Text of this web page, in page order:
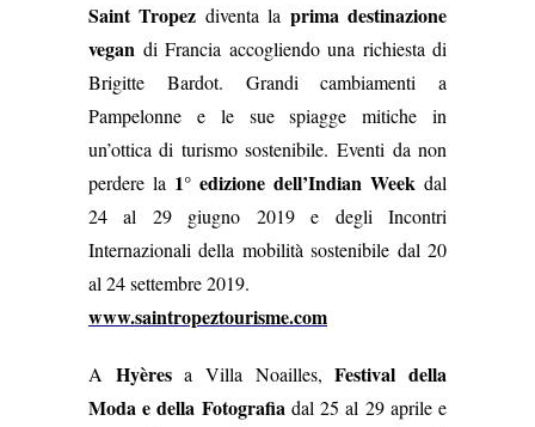
Saint Tropez diventa la prima destinazione
vegan di Francia accogliendo una richiesta di
Brigitte Bardot. Grandi cambiamenti a
Pampelonne e le sue spiagge mitiche in
un’ottica di turismo sostenibile.Eventi da non
perdere la 1° edizione dell’Indian Week dal
24 al 29 giugno 2019 e degli Incontri
Internazionali della mobilità sostenibile dal 20
al 24 settembre 2019.
www.saintropeztourisme.com
A Hyèresa Villa Noailles,Festival della
Moda e della Fotografia dal 25 al 29 aprile e